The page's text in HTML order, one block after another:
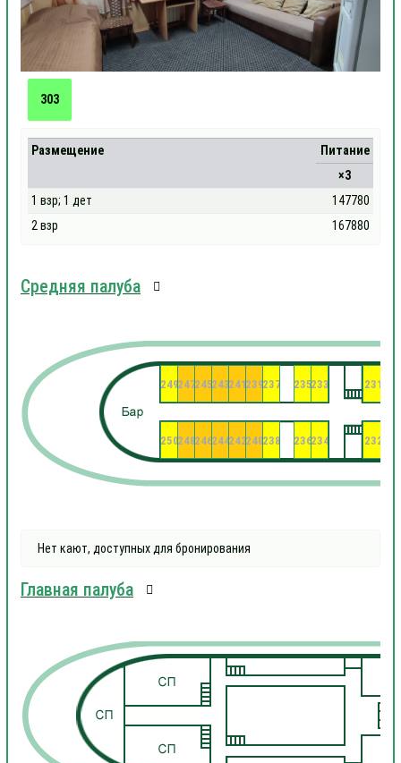
303
Размещение
Питание
×3
1 взр; 1 дет
147780
2 взр
167880
Средняя палуба
231
232
233
234
235
236
237
238
239
240
241
242
243
244
245
246
247
248
249
250
Нет кают, доступных для бронирования
Главная палуба